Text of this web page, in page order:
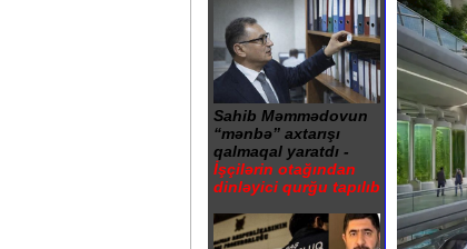
Sahib Məmmədovun
“mənbə” axtarışı
qalmaqal yaratdı -
İşçilərin otağından
dinləyici qurğu tapılıb